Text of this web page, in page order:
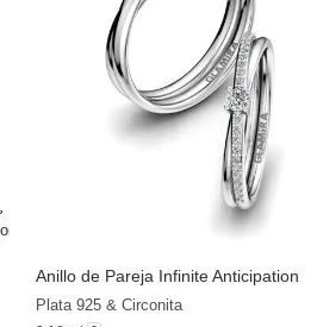
Anillo de Pareja Infinite Anticipation
Plata 925 & Circonita